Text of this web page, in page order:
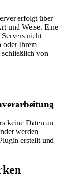
erfolgt über
und Weise. Eine
Servers nicht
oder Ihrem
schließlich von
keine Daten an
werden
erstellt und